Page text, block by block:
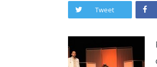
Tweet